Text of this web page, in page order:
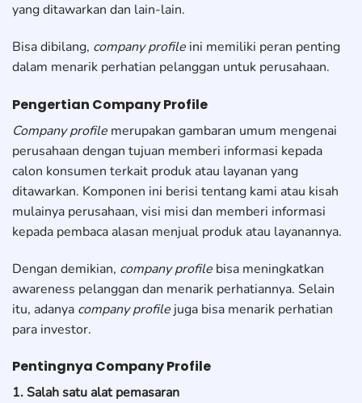
yang ditawarkan dan lain-lain.
Bisa dibilang, company profile ini memiliki peran penting
dalam menarik perhatian pelanggan untuk perusahaan.
Pengertian Company Profile
Company profile merupakan gambaran umum mengenai
perusahaan dengan tujuan memberi informasi kepada
calon konsumen terkait produk atau layanan yang
ditawarkan. Komponen ini berisi tentang kami atau kisah
mulainya perusahaan, visi misi dan memberi informasi
kepada pembaca alasan menjual produk atau layanannya.
Dengan demikian, company profile bisa meningkatkan
awareness pelanggan dan menarik perhatiannya. Selain
itu, adanya company profile juga bisa menarik perhatian
para investor.
Pentingnya Company Profile
1. Salah satu alat pemasaran